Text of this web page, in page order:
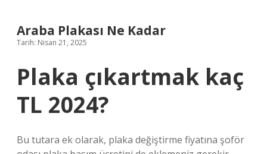
Araba Plakası Ne Kadar
Tarih: Nisan 21, 2025
Plaka çıkartmak kaç
TL 2024?
Bu tutara ek olarak, plaka değiştirme fiyatına şoför